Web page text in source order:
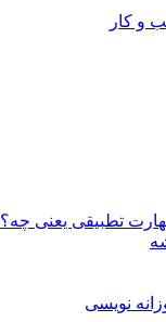
و کار
تطبیقی یعنی چه؟
نویسی